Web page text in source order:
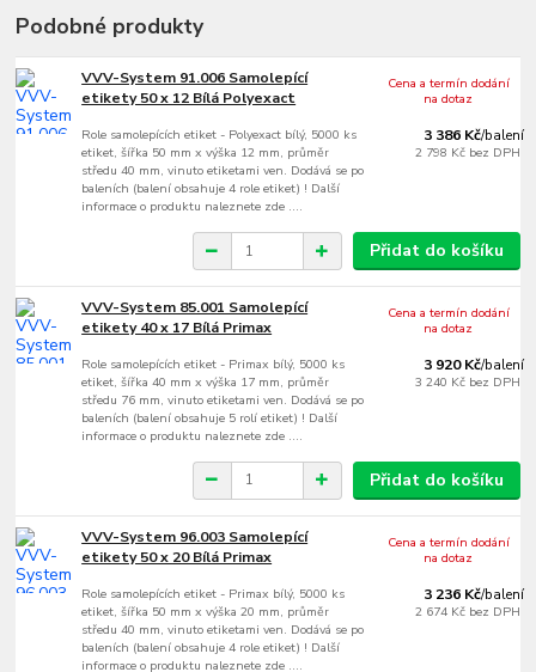
Podobné produkty
VVV-System 91.006 Samolepící
etikety 50 x 12 Bílá Polyexact
Role samolepících etiket - Polyexact bílý, 5000 ks
etiket, šířka 50 mm x výška 12 mm, průměr
středu 40 mm, vinuto etiketami ven. Dodává se po
baleních (balení obsahuje 4 role etiket) ! Další
informace o produktu naleznete zde ....
3 386 Kč/balení
2 798 Kč bez DPH
Cena a termín dodání
na dotaz
Přidat do košíku
VVV-System 85.001 Samolepící
etikety 40 x 17 Bílá Primax
Role samolepících etiket - Primax bílý, 5000 ks
etiket, šířka 40 mm x výška 17 mm, průměr
středu 76 mm, vinuto etiketami ven. Dodává se po
baleních (balení obsahuje 5 rolí etiket) ! Další
informace o produktu naleznete zde ....
3 920 Kč/balení
3 240 Kč bez DPH
Cena a termín dodání
na dotaz
Přidat do košíku
VVV-System 96.003 Samolepící
etikety 50 x 20 Bílá Primax
Role samolepících etiket - Primax bílý, 5000 ks
etiket, šířka 50 mm x výška 20 mm, průměr
středu 40 mm, vinuto etiketami ven. Dodává se po
baleních (balení obsahuje 4 role etiket) ! Další
informace o produktu naleznete zde ....
3 236 Kč/balení
2 674 Kč bez DPH
Cena a termín dodání
na dotaz